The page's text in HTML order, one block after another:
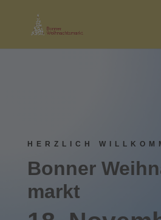
HERZLICH
Bonner
markt